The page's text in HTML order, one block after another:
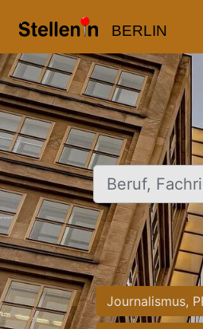
BERLIN
Beruf,
Journalismus,